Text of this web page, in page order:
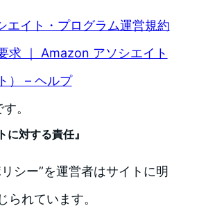
エイト・プログラム運営規約
求 ｜ Amazon アソシエイト
） – ヘルプ
。
対する責任』
シー”を運営者はサイトに明
られています。